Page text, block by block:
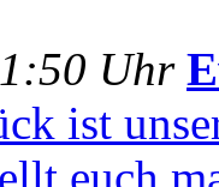
Uhr
ist